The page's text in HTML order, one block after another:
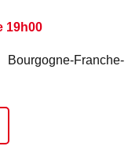
19h00
Franche-